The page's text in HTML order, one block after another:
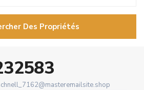
Des Propriétés